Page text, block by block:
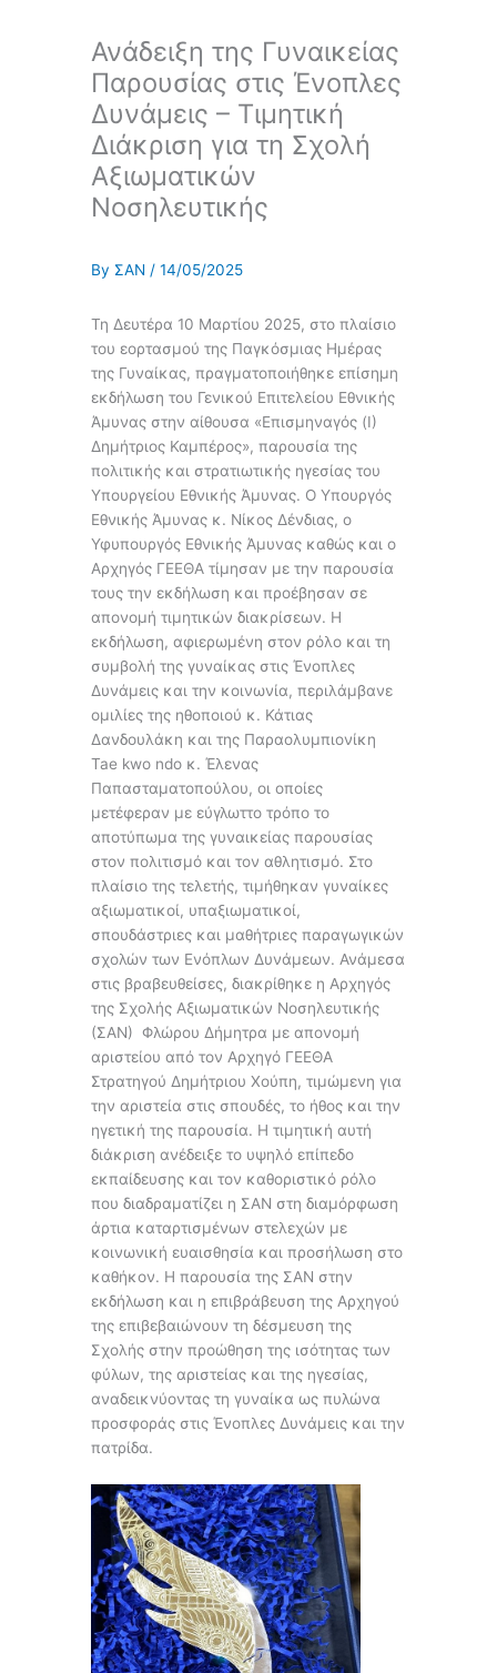
Ανάδειξη της Γυναικείας
Παρουσίας στις Ένοπλες
Δυνάμεις – Τιμητική
Διάκριση για τη Σχολή
Αξιωματικών
Νοσηλευτικής
ByΣΑΝ/14/05/2025
Τη Δευτέρα 10 Μαρτίου 2025, στο πλαίσιο
του εορτασμού της Παγκόσμιας Ημέρας
της Γυναίκας, πραγματοποιήθηκε επίσημη
εκδήλωση του Γενικού Επιτελείου Εθνικής
Άμυνας στην αίθουσα «Επισμηναγός (Ι)
Δημήτριος Καμπέρος», παρουσία της
πολιτικής και στρατιωτικής ηγεσίας του
Υπουργείου Εθνικής Άμυνας. Ο Υπουργός
Εθνικής Άμυνας κ. Νίκος Δένδιας, ο
Υφυπουργός Εθνικής Άμυνας καθώς και ο
Αρχηγός ΓΕΕΘΑ τίμησαν με την παρουσία
τους την εκδήλωση και προέβησαν σε
απονομή τιμητικών διακρίσεων. Η
εκδήλωση, αφιερωμένη στον ρόλο και τη
συμβολή της γυναίκας στις Ένοπλες
Δυνάμεις και την κοινωνία, περιλάμβανε
ομιλίες της ηθοποιού κ. Κάτιας
Δανδουλάκη και της Παραολυμπιονίκη
Tae kwo ndo κ. Έλενας
Παπασταματοπούλου, οι οποίες
μετέφεραν με εύγλωττο τρόπο το
αποτύπωμα της γυναικείας παρουσίας
στον πολιτισμό και τον αθλητισμό. Στο
πλαίσιο της τελετής, τιμήθηκαν γυναίκες
αξιωματικοί, υπαξιωματικοί,
σπουδάστριες και μαθήτριες παραγωγικών
σχολών των Ενόπλων Δυνάμεων. Ανάμεσα
στις βραβευθείσες, διακρίθηκε η Αρχηγός
της Σχολής Αξιωματικών Νοσηλευτικής
(ΣΑΝ) Φλώρου Δήμητρα με απονομή
αριστείου από τον Αρχηγό ΓΕΕΘΑ
Στρατηγού Δημήτριου Χούπη, τιμώμενη για
την αριστεία στις σπουδές, το ήθος και την
ηγετική της παρουσία. Η τιμητική αυτή
διάκριση ανέδειξε το υψηλό επίπεδο
εκπαίδευσης και τον καθοριστικό ρόλο
που διαδραματίζει η ΣΑΝ στη διαμόρφωση
άρτια καταρτισμένων στελεχών με
κοινωνική ευαισθησία και προσήλωση στο
καθήκον. Η παρουσία της ΣΑΝ στην
εκδήλωση και η επιβράβευση της Αρχηγού
της επιβεβαιώνουν τη δέσμευση της
Σχολής στην προώθηση της ισότητας των
φύλων, της αριστείας και της ηγεσίας,
αναδεικνύοντας τη γυναίκα ως πυλώνα
προσφοράς στις Ένοπλες Δυνάμεις και την
πατρίδα.